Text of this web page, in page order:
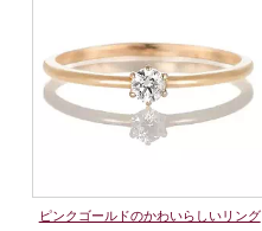
ピンクゴールドのかわいらしいリング